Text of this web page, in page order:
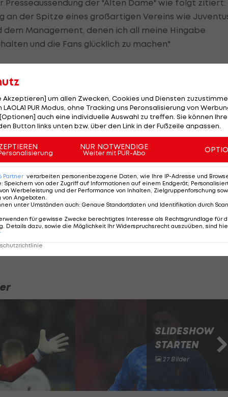
der "Alten Dame" wie folgt zitiert:
an der Spitze eines großartigen Vereins wie
dem Management, denen ich all meine Hingabe
und die Fans glücklich zu machen."
✍️🤍🖤
June 12, 2024
SLIDESHOW
STARTEN
27 Bilder
Akzeptieren] um allen Zwecken, Cookies und Diensten
PUR Modus, ohne Tracking uns Peronsalisierung von
auch eine individuelle Auswahl zu treffen. Sie können
Button links unten bzw. über den Link in der Fußzeile anpassen.
NUR NOTWENDIGE
Weiter mit PUR-Abo
Partner verarbeiten personenbezogene Daten, wie Ihre IP-Adresse und
: Speichern von oder Zugriff auf Informationen auf einem Endgerät;
Werbeleistung und der Performance von Inhalten, Zielgruppenforschung
von Angeboten.
unter Umständen auch: Genaue Standortdaten und Identifikation durch
für gewisse Zwecke berechtigtes Interesse als Rechtsgrundlage für
Details dazu, sowie die Möglichkeit Ihr Widerspruchsrecht auszuüben, sind